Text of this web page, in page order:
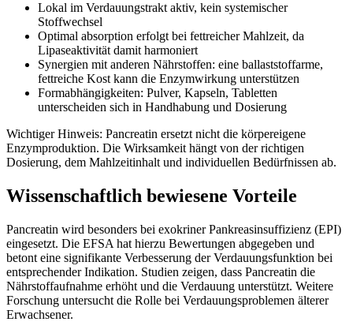
Lokal im Verdauungstrakt aktiv, kein systemischer
Stoffwechsel
Optimal absorption erfolgt bei fettreicher Mahlzeit, da
Lipaseaktivität damit harmoniert
Synergien mit anderen Nährstoffen: eine ballaststoffarme,
fettreiche Kost kann die Enzymwirkung unterstützen
Formabhängigkeiten: Pulver, Kapseln, Tabletten
unterscheiden sich in Handhabung und Dosierung
Wichtiger Hinweis: Pancreatin ersetzt nicht die körpereigene
Enzymproduktion. Die Wirksamkeit hängt von der richtigen
Dosierung, dem Mahlzeitinhalt und individuellen Bedürfnissen ab.
Wissenschaftlich bewiesene Vorteile
Pancreatin wird besonders bei exokriner Pankreasinsuffizienz (EPI)
eingesetzt. Die EFSA hat hierzu Bewertungen abgegeben und
betont eine signifikante Verbesserung der Verdauungsfunktion bei
entsprechender Indikation. Studien zeigen, dass Pancreatin die
Nährstoffaufnahme erhöht und die Verdauung unterstützt. Weitere
Forschung untersucht die Rolle bei Verdauungsproblemen älterer
Erwachsener.